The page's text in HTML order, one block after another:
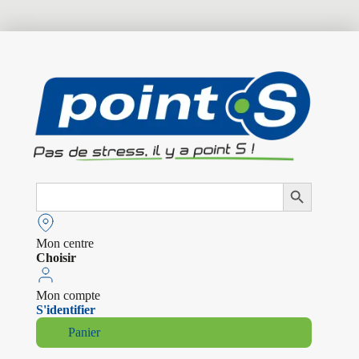
Search
Search Button
Mon centre
Choisir
Mon compte
S'identifier
Panier